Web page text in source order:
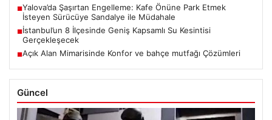
■Yalova’da Şaşırtan Engelleme: Kafe Önüne Park Etmek
İsteyen Sürücüye Sandalye ile Müdahale
■İstanbul’un 8 İlçesinde Geniş Kapsamlı Su Kesintisi
Gerçekleşecek
■Açık Alan Mimarisinde Konfor ve bahçe mutfağı Çözümleri
Güncel